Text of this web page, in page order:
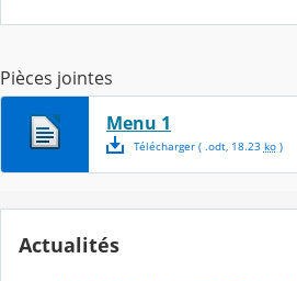
Pièces jointes
Menu 1
Télécharger( .odt, 18.23 ko)
Actualités